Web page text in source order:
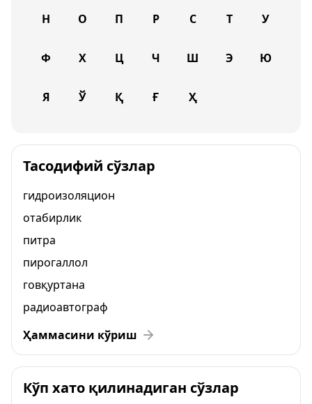
Н О П Р С Т У
Ф Х Ц Ч Ш Э Ю
Я Ў Қ Ғ Ҳ
Тасодифий сўзлар
гидроизоляцион
отабирлик
питра
пирогаллол
говқуртана
радиоавтограф
Ҳаммасини кўриш
Кўп хато қилинадиган сўзлар